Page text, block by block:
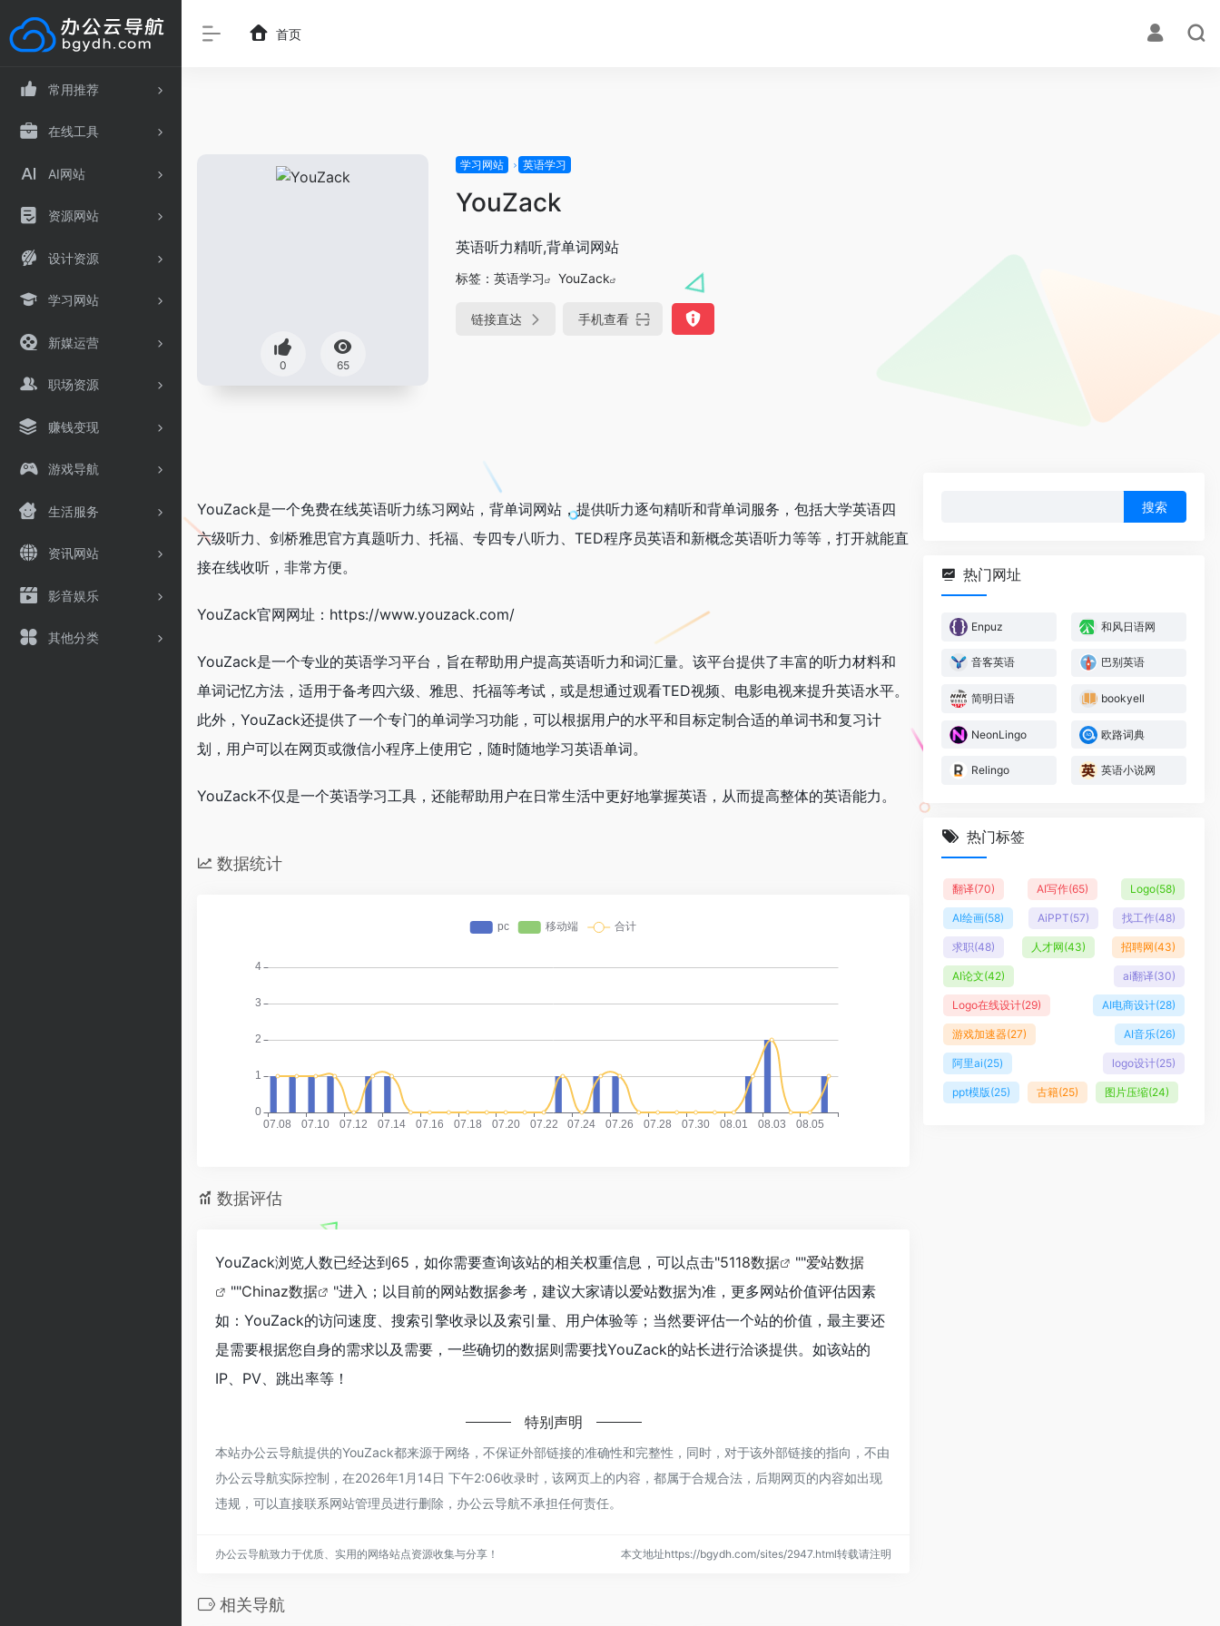
常用推荐
在线工具
AI网站
资源网站
设计资源
学习网站
新媒运营
职场资源
赚钱变现
游戏导航
生活服务
资讯网站
影音娱乐
其他分类
首页
0 65
学习网站 英语学习
YouZack
英语听力精听,背单词网站
标签： 英语学习 YouZack
链接直达 手机查看
YouZack是一个免费在线英语听力练习网站，背单词网站，提供听力逐句精听和背单词服务，包括大学英语四
六级听力、剑桥雅思官方真题听力、托福、专四专八听力、TED程序员英语和新概念英语听力等等，打开就能直
接在线收听，非常方便。
YouZack官网网址：https://www.youzack.com/
YouZack是一个专业的英语学习平台，旨在帮助用户提高英语听力和词汇量。该平台提供了丰富的听力材料和
单词记忆方法，适用于备考四六级、雅思、托福等考试，或是想通过观看TED视频、电影电视来提升英语水平。
此外，YouZack还提供了一个专门的单词学习功能，可以根据用户的水平和目标定制合适的单词书和复习计
划，用户可以在网页或微信小程序上使用它，随时随地学习英语单词。
YouZack不仅是一个英语学习工具，还能帮助用户在日常生活中更好地掌握英语，从而提高整体的英语能力。
数据统计
数据评估
YouZack浏览人数已经达到65，如你需要查询该站的相关权重信息，可以点击"5118数据 ""爱站数据
""Chinaz数据
"进入；以目前的网站数据参考，建议大家请以爱站数据为准，更多网站价值评估因素
如：YouZack的访问速度、搜索引擎收录以及索引量、用户体验等；当然要评估一个站的价值，最主要还
是需要根据您自身的需求以及需要，一些确切的数据则需要找YouZack的站长进行洽谈提供。如该站的
IP、PV、跳出率等！
特别声明
本站办公云导航提供的YouZack都来源于网络，不保证外部链接的准确性和完整性，同时，对于该外部链接的指向，不由
办公云导航实际控制，在2026年1月14日 下午2:06收录时，该网页上的内容，都属于合规合法，后期网页的内容如出现
违规，可以直接联系网站管理员进行删除，办公云导航不承担任何责任。
办公云导航致力于优质、实用的网络站点资源收集与分享！ 本文地址https://bgydh.com/sites/2947.html转载请注明
相关导航
热门网址
Enpuz 和风日语网
音客英语 巴别英语
简明日语 bookyell
NeonLingo 欧路词典
Relingo 英语小说网
热门标签
翻译(70) AI写作(65) Logo(58)
AI绘画(58) AiPPT(57) 找工作(48)
求职(48) 人才网(43) 招聘网(43)
AI论文(42) ai翻译(30)
Logo在线设计(29) AI电商设计(28)
游戏加速器(27) AI音乐(26)
阿里ai(25) logo设计(25)
ppt模版(25) 古籍(25) 图片压缩(24)